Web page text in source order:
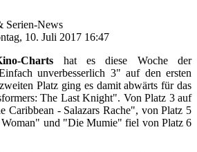
Serien-News
10. Juli 2017 16:47
Charts hat es diese Woche der
unverbesserlich 3" auf den ersten
Platz ging es damit abwärts für das
The Last Knight". Von Platz 3 auf
Caribbean - Salazars Rache", von Platz 5
und "Die Mumie" fiel von Platz 6